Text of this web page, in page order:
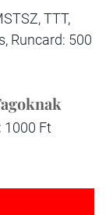
TTT,
Runcard: 500
1000 Ft